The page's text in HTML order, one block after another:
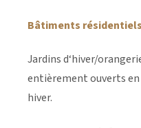
Bâtiments
Jardins d‘hiver/
entièrement ouverts
hiver.